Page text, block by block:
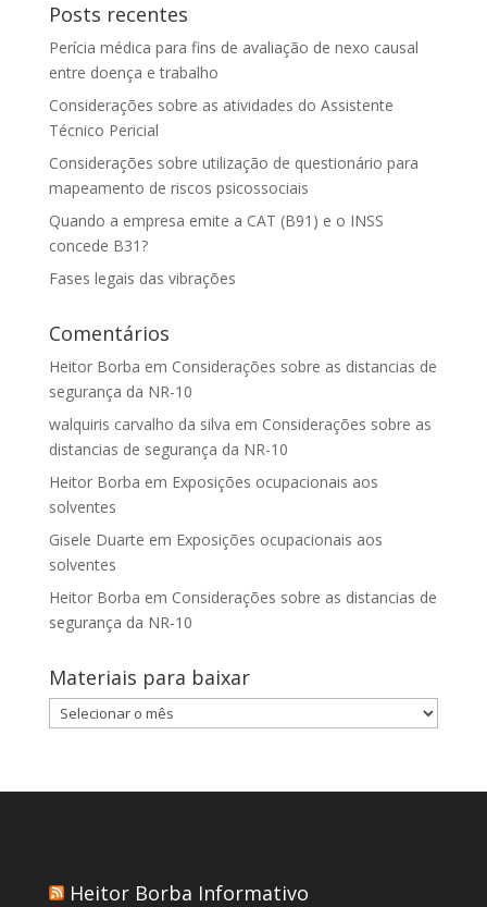
Posts recentes
Perícia médica para fins de avaliação de nexo causal
entre doença e trabalho
Considerações sobre as atividades do Assistente
Técnico Pericial
Considerações sobre utilização de questionário para
mapeamento de riscos psicossociais
Quando a empresa emite a CAT (B91) e o INSS
concede B31?
Fases legais das vibrações
Comentários
Heitor Borba em Considerações sobre as distancias de
segurança da NR-10
walquiris carvalho da silva em Considerações sobre as
distancias de segurança da NR-10
Heitor Borba em Exposições ocupacionais aos
solventes
Gisele Duarte em Exposições ocupacionais aos
solventes
Heitor Borba em Considerações sobre as distancias de
segurança da NR-10
Materiais para baixar
Materiais
para
Heitor Borba Informativo